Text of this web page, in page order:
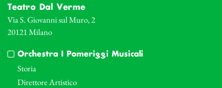
Teatro Dal Verme
Via S. Giovanni sul Muro, 2
20121 Milano
Orchestra I Pomeriggi Musicali
Storia
Direttore Artistico